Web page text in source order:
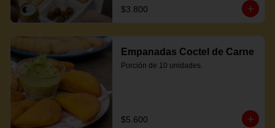
$3.800
Empanadas Coctel de Carne
Porción de 10 unidades.
$5.600